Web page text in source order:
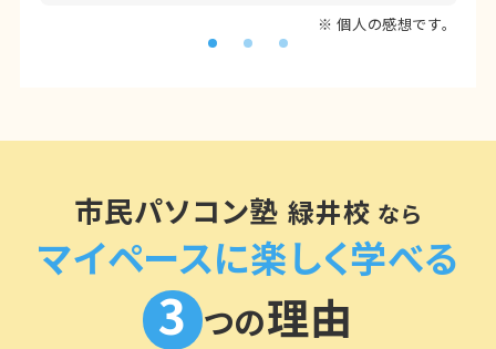
※ 個人の感想です。
市民パソコン塾 緑井校 なら
マイペースに楽しく学べる
3 つの理由